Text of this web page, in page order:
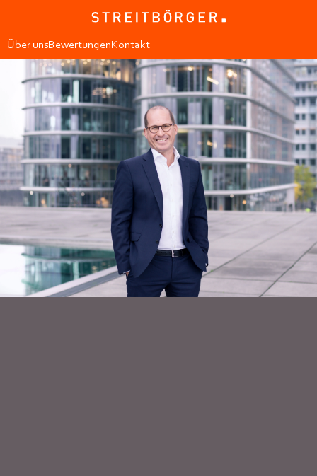
Über unsBewertungenKontakt